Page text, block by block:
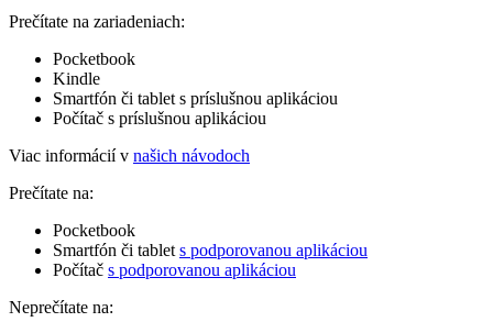
Prečítate na zariadeniach:
Pocketbook
Kindle
Smartfón či tablet s príslušnou aplikáciou
Počítač s príslušnou aplikáciou
Viac informácií v našich návodoch
Prečítate na:
Pocketbook
Smartfón či tablet s podporovanou aplikáciou
Počítač s podporovanou aplikáciou
Neprečítate na: